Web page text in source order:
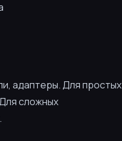
адаптеры. Для простых
сложных